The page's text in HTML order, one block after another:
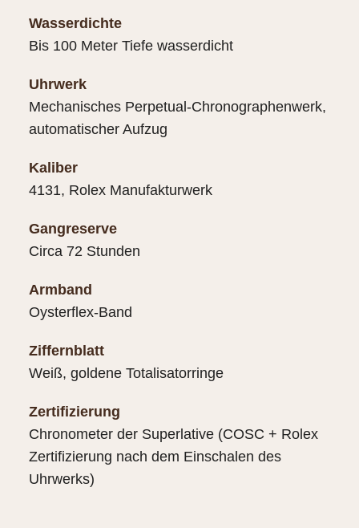
Wasserdichte
Bis 100 Meter Tiefe wasserdicht
Uhrwerk
Mechanisches Perpetual-Chronographenwerk,
automatischer Aufzug
Kaliber
4131, Rolex Manufakturwerk
Gangreserve
Circa 72 Stunden
Armband
Oysterflex-Band
Ziffernblatt
Weiß, goldene Totalisatorringe
Zertifizierung
Chronometer der Superlative (COSC + Rolex
Zertifizierung nach dem Einschalen des
Uhrwerks)